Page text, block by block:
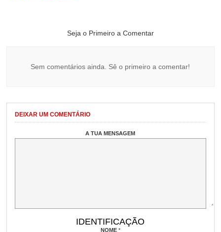
Seja o Primeiro a Comentar
Sem comentários ainda. Sê o primeiro a comentar!
DEIXAR UM COMENTÁRIO
A TUA MENSAGEM
IDENTIFICAÇÃO
NOME *